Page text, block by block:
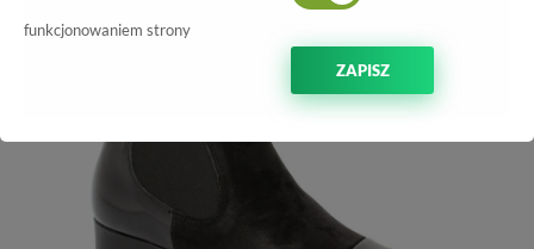
funkcjonowaniem strony
ZAPISZ